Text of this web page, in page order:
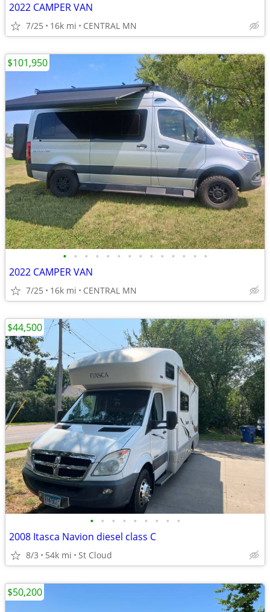
2022 CAMPER VAN
7/25 16k mi CENTRAL MN
• • • • • • • • • • • • • •
2022 CAMPER VAN
7/25 16k mi CENTRAL MN
$101,950
• • • • • • • • •
2008 Itasca Navion diesel class C
8/3 54k mi St Cloud
$44,500
$50,200